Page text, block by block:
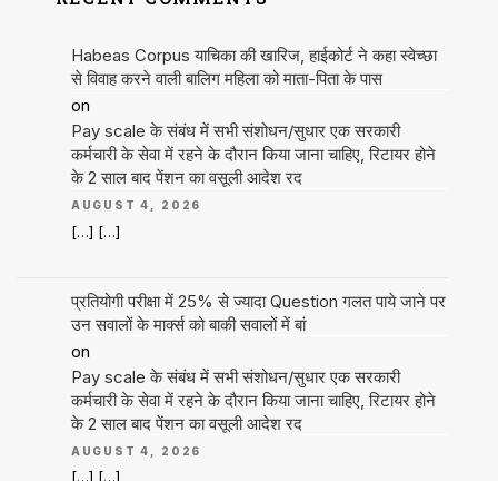
Habeas Corpus याचिका की खारिज, हाईकोर्ट ने कहा स्वेच्छा
से विवाह करने वाली बालिग महिला को माता-पिता के पास
on
Pay scale के संबंध में सभी संशोधन/सुधार एक सरकारी
कर्मचारी के सेवा में रहने के दौरान किया जाना चाहिए, रिटायर होने
के 2 साल बाद पेंशन का वसूली आदेश रद
AUGUST 4, 2026
[…] […]
प्रतियोगी परीक्षा में 25% से ज्यादा Question गलत पाये जाने पर
उन सवालों के मार्क्स को बाकी सवालों में बां
on
Pay scale के संबंध में सभी संशोधन/सुधार एक सरकारी
कर्मचारी के सेवा में रहने के दौरान किया जाना चाहिए, रिटायर होने
के 2 साल बाद पेंशन का वसूली आदेश रद
AUGUST 4, 2026
[…] […]